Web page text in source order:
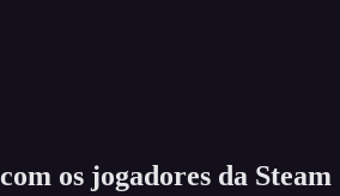
os jogadores da Steam